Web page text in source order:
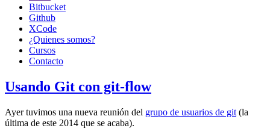
Bitbucket
Github
XCode
¿Quienes somos?
Cursos
Contacto
Usando Git con git-flow
Ayer tuvimos una nueva reunión del grupo de usuarios de git (la
última de este 2014 que se acaba).